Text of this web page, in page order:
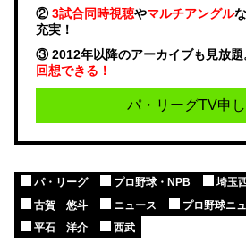
②3試合同時視聴やマルチアングル
充実！
③ 2012年以降のアーカイブも見放題
回想できる！
パ・リーグTV申
パ・リーグ プロ野球・NPB
埼玉
古賀 悠斗
ニュース プロ野球ニ
平石 洋介
西武